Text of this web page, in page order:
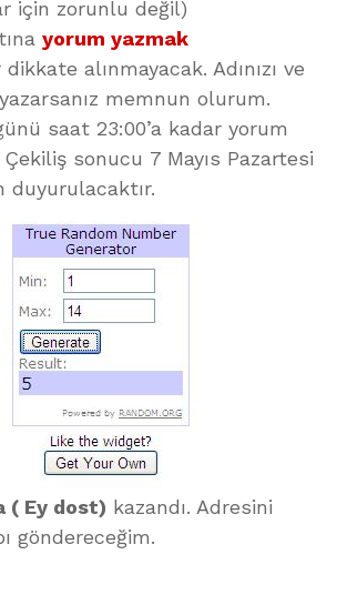
için zorunlu değil)
yorum yazmak
alınmayacak. Adınızı ve
memnun olurum.
saat 23:00’a kadar yorum
sonucu 7 Mayıs Pazartesi
duyurulacaktır.
( Ey dost) kazandı. Adresini
göndereceğim.